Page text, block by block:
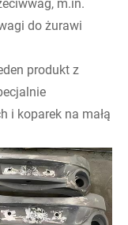
m.in.
do żurawi
produkt z
i koparek na małą